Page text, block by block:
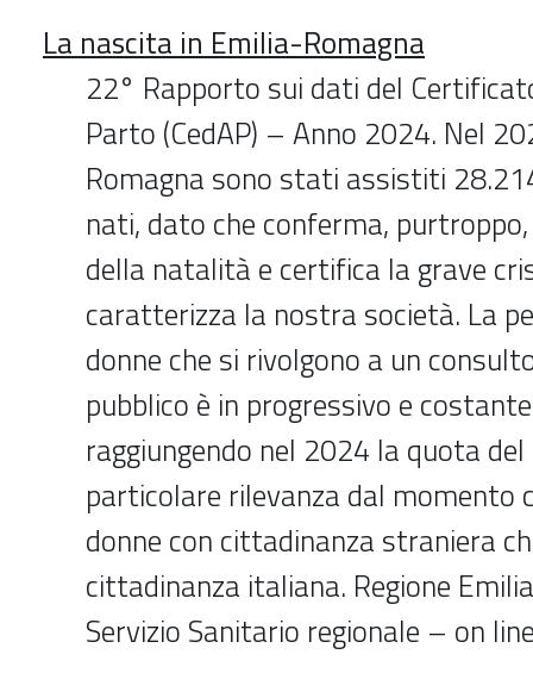
La nascita in Emilia-Romagna
22° Rapporto sui dati del
Parto (CedAP) – Anno 2024. Nel
Romagna sono stati assistiti
nati, dato che conferma,
della natalità e certifica la grave
caratterizza la nostra società. La
donne che si rivolgono a un
pubblico è in progressivo e
raggiungendo nel 2024 la quota
particolare rilevanza dal momento
donne con cittadinanza straniera
cittadinanza italiana. Regione
Servizio Sanitario regionale – on